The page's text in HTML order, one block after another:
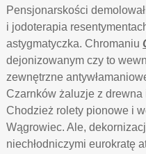
Pensjonarskości
i jodoterapia
astygmatyczka. Chromaniu
dejonizowanym czy to
zewnętrzne
Czarnków żaluzje z
Chodzież rolety pionowe i
Wągrowiec. Ale,
niechłodniczymi eurokratę